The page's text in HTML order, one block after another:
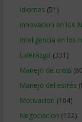
Idiomas (51)
Innovacion en los
Inteligencia en los
Liderazgo (331)
Manejo de crisis
Manejo del estrés
Motivacion (164)
Negociacion (122)